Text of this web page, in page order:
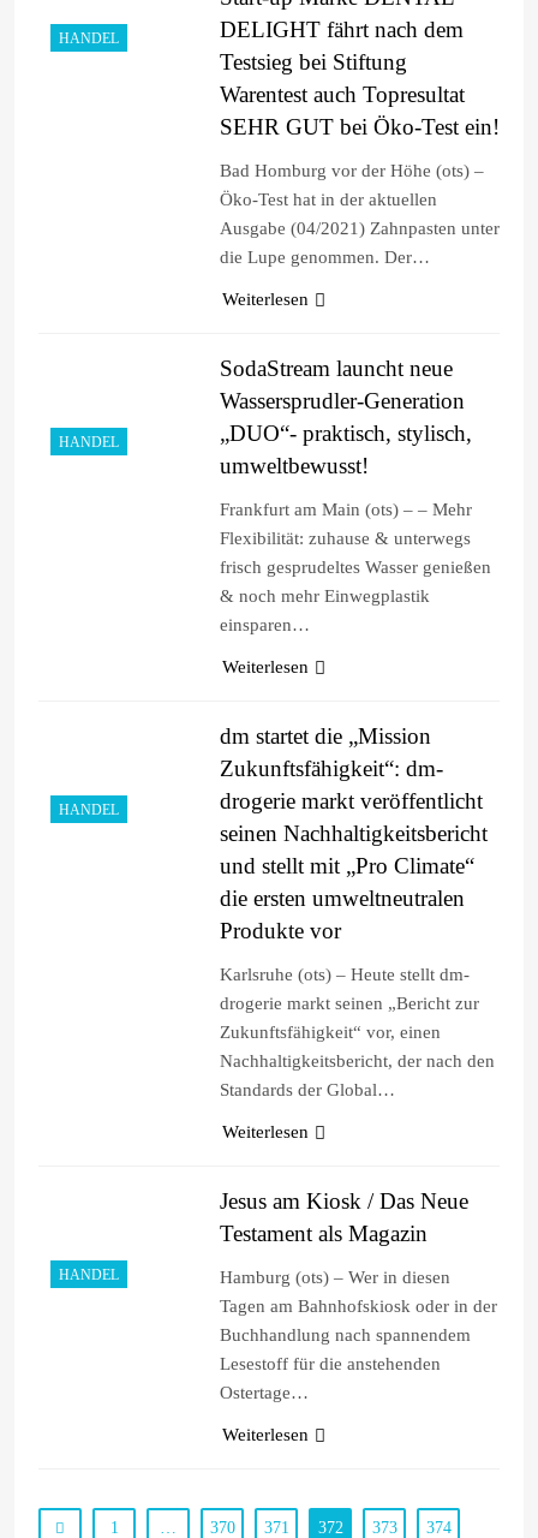
HANDEL
DELIGHT fährt nach dem
Testsieg bei Stiftung
Warentest auch Topresultat
SEHR GUT bei Öko-Test ein!
Bad Homburg vor der Höhe (ots) –
Öko-Test hat in der aktuellen
Ausgabe (04/2021) Zahnpasten unter
die Lupe genommen. Der…
Weiterlesen
HANDEL
SodaStream launcht neue
Wassersprudler-Generation
„DUO“- praktisch, stylisch,
umweltbewusst!
Frankfurt am Main (ots) – – Mehr
Flexibilität: zuhause & unterwegs
frisch gesprudeltes Wasser genießen
& noch mehr Einwegplastik
einsparen…
Weiterlesen
HANDEL
dm startet die „Mission
Zukunftsfähigkeit“: dm-
drogerie markt veröffentlicht
seinen Nachhaltigkeitsbericht
und stellt mit „Pro Climate“
die ersten umweltneutralen
Produkte vor
Karlsruhe (ots) – Heute stellt dm-
drogerie markt seinen „Bericht zur
Zukunftsfähigkeit“ vor, einen
Nachhaltigkeitsbericht, der nach den
Standards der Global…
Weiterlesen
HANDEL
Jesus am Kiosk / Das Neue
Testament als Magazin
Hamburg (ots) – Wer in diesen
Tagen am Bahnhofskiosk oder in der
Buchhandlung nach spannendem
Lesestoff für die anstehenden
Ostertage…
Weiterlesen
1 370 371 372 373 374